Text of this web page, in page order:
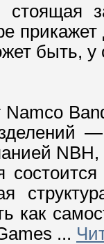
быть, у
как
...